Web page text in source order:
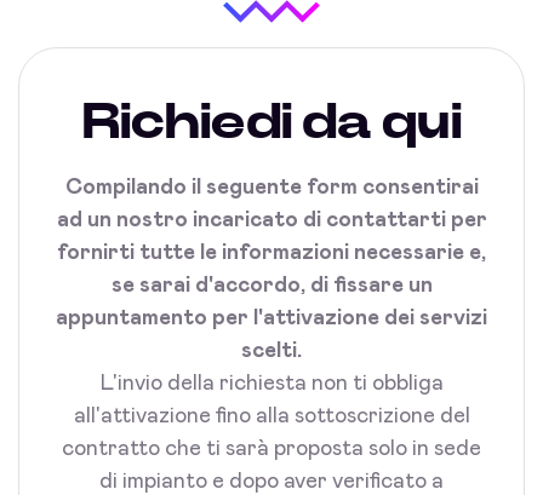
Richiedi da qui
Compilando il seguente form consentirai
ad un nostro incaricato di contattarti per
fornirti tutte le informazioni necessarie e,
se sarai d'accordo, di fissare un
appuntamento per l'attivazione dei servizi
scelti.
L'invio della richiesta non ti obbliga
all'attivazione fino alla sottoscrizione del
contratto che ti sarà proposta solo in sede
di impianto e dopo aver verificato a